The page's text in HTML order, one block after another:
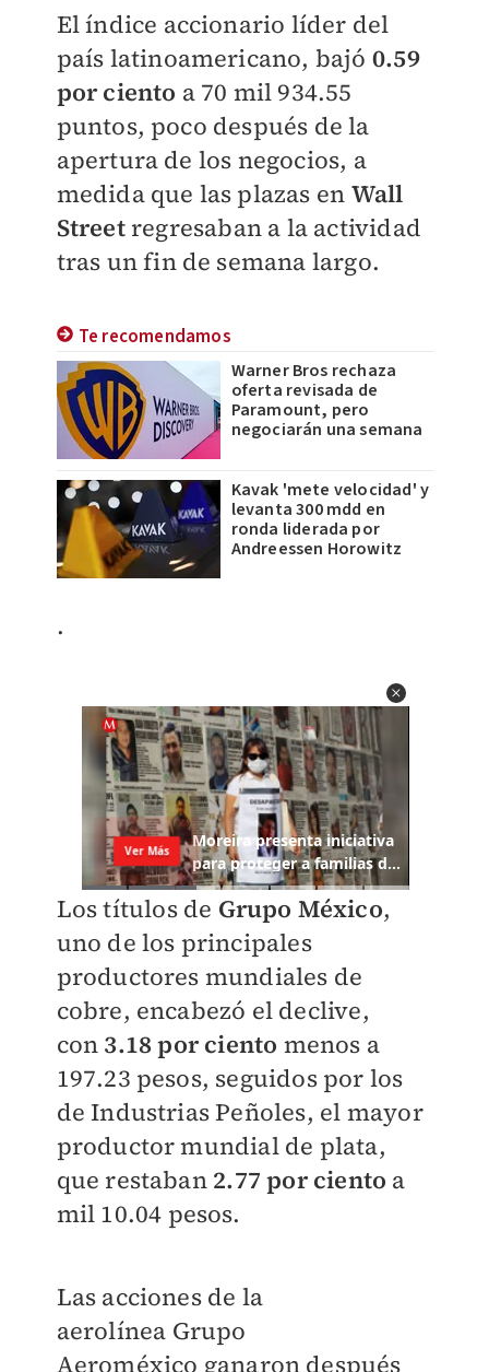
El índice accionario líder del
país latinoamericano, bajó 0.59
por ciento a 70 mil 934.55
puntos, poco después de la
apertura de los negocios, a
medida que las plazas en Wall
Streetregresaban a la actividad
tras un fin de semana largo.
Te recomendamos
Warner Bros rechaza
oferta revisada de
Paramount, pero
negociarán una semana
Kavak 'mete velocidad' y
levanta 300 mdd en
ronda liderada por
Andreessen Horowitz
.
Los títulos de Grupo México,
uno de los principales
productores mundiales de
cobre, encabezó el declive,
con 3.18 por ciento menos a
197.23 pesos, seguidos por los
de Industrias Peñoles, el mayor
productor mundial de plata,
que restaban 2.77 por ciento a
mil 10.04 pesos.
Las acciones de la
aerolínea Grupo
Aeroméxico ganaron después